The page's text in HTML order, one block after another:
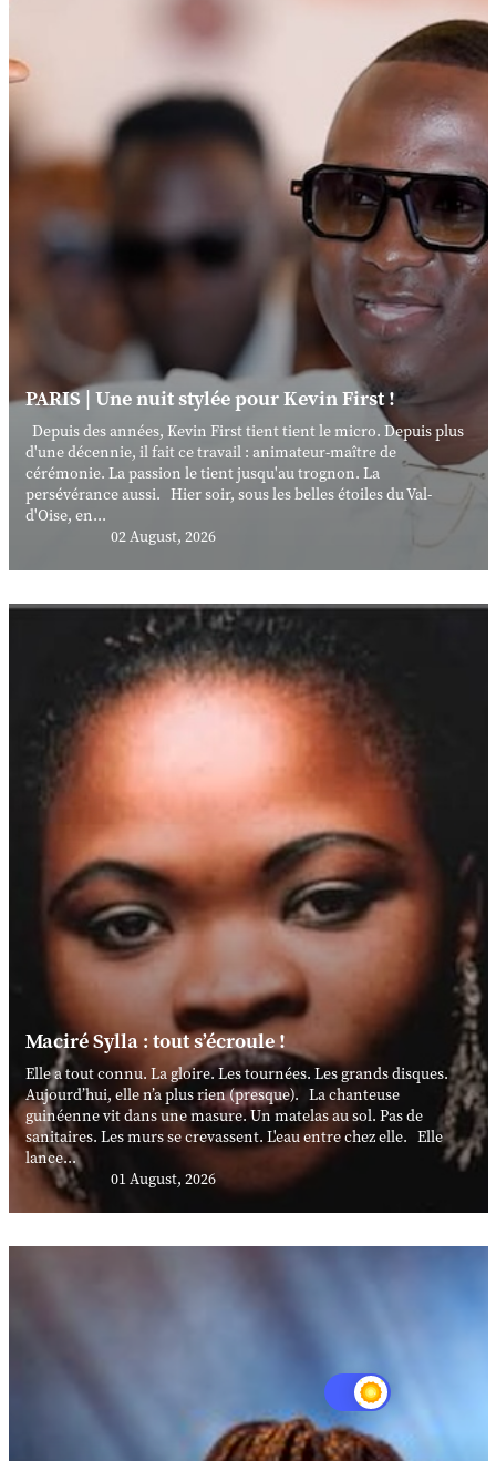
PARIS | Une nuit stylée pour Kevin First !
Depuis des années, Kevin First tient tient le micro. Depuis plus
d'une décennie, il fait ce travail : animateur-maître de
cérémonie. La passion le tient jusqu'au trognon. La
persévérance aussi. Hier soir, sous les belles étoiles du Val-
d'Oise, en...
02 August, 2026
Maciré Sylla : tout s’écroule !
Elle a tout connu. La gloire. Les tournées. Les grands disques.
Aujourd’hui, elle n’a plus rien (presque). La chanteuse
guinéenne vit dans une masure. Un matelas au sol. Pas de
sanitaires. Les murs se crevassent. L'eau entre chez elle. Elle
lance...
01 August, 2026